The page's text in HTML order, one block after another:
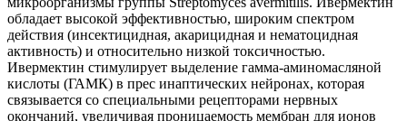
обладает высокой эффективностью, широким спектром
действия (инсектицидная, акарицидная и нематоцидная
активность) и относительно низкой токсичностью.
Ивермектин стимулирует выделение гамма-аминомасляной
кислоты (ГАМК) в прес инаптических нейронах, которая
связывается со специальными рецепторами нервных
окончаний, увеличивая проницаемость мембран для ионов